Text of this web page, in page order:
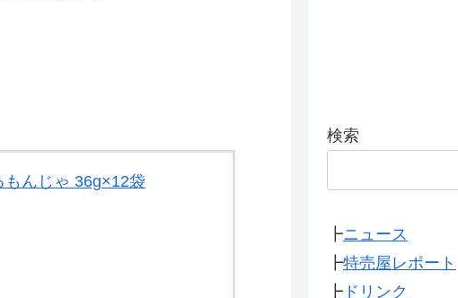
んじゃ 36g×12袋
検索
┣ニュース
┣特売屋レポート
┣ ドリンク